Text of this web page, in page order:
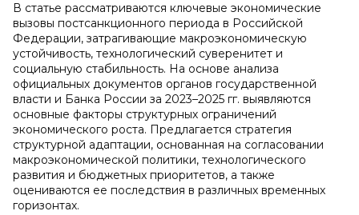
В статье рассматриваются ключевые экономические
вызовы постсанкционного периода в Российской
Федерации, затрагивающие макроэкономическую
устойчивость, технологический суверенитет и
социальную стабильность. На основе анализа
официальных документов органов государственной
власти и Банка России за 2023–2025 гг. выявляются
основные факторы структурных ограничений
экономического роста. Предлагается стратегия
структурной адаптации, основанная на согласовании
макроэкономической политики, технологического
развития и бюджетных приоритетов, а также
оцениваются ее последствия в различных временных
горизонтах.